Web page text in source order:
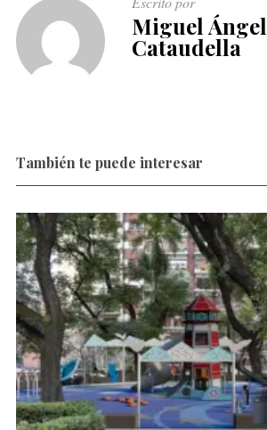
Miguel Ángel
Cataudella
También te puede interesar